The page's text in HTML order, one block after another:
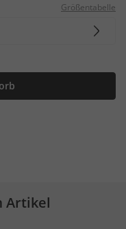
Größentabelle
Artikel